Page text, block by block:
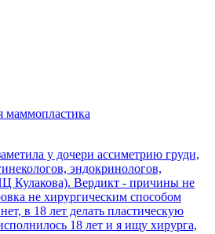
маммопластика
у дочери ассиметрию груди,
эндокринологов,
Кулакова). Вердикт - причины не
не хирургическим способом
в 18 лет делать пластическую
18 лет и я ищу хирурга,